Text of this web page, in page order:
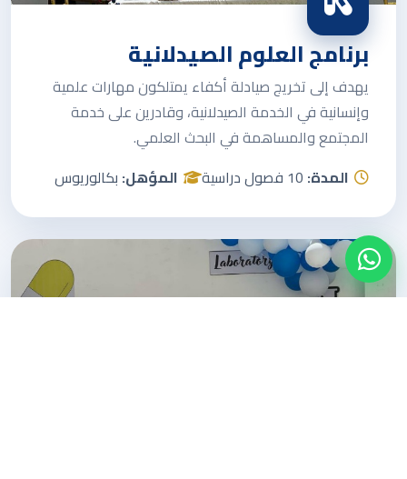
برنامج العلوم الصيدلانية
يهدف إلى تخريج صيادلة أكفاء يمتلكون مهارات علمية
وإنسانية في الخدمة الصيدلانية، وقادرين على خدمة
المجتمع والمساهمة في البحث العلمي.
المدة:10 فصول دراسية المؤهل:بكالوريوس